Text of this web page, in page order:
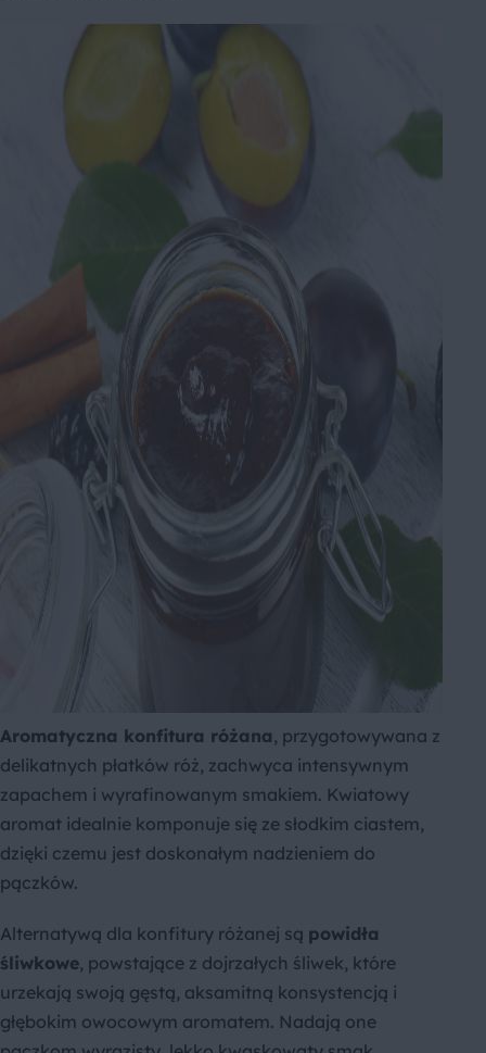
Aromatyczna konfitura różana, przygotowywana z
delikatnych płatków róż, zachwyca intensywnym
zapachem i wyrafinowanym smakiem. Kwiatowy
aromat idealnie komponuje się ze słodkim ciastem,
dzięki czemu jest doskonałym nadzieniem do
pączków.
Alternatywą dla konfitury różanej są powidła
śliwkowe, powstające z dojrzałych śliwek, które
urzekają swoją gęstą, aksamitną konsystencją i
głębokim owocowym aromatem. Nadają one